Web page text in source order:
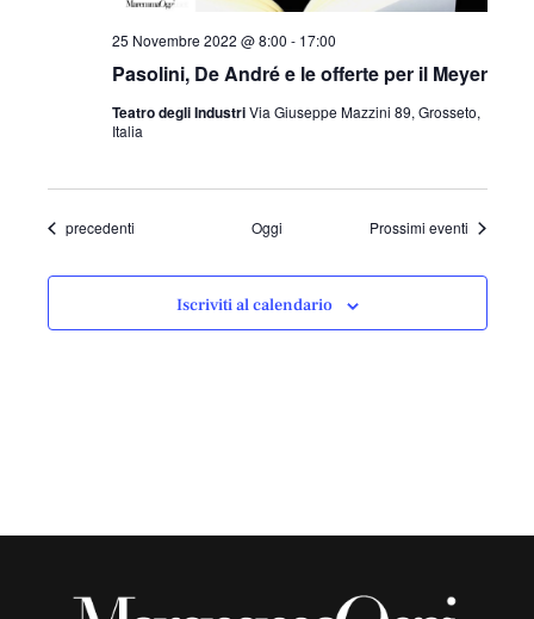
Pasolini, De André e le offerte per il Meyer
25 Novembre 2022 @ 8:00 - 17:00
Teatro degli IndustriVia Giuseppe Mazzini 89, Grosseto,
Italia
Eventi
precedenti Oggi Prossimi eventi
Iscriviti al calendario